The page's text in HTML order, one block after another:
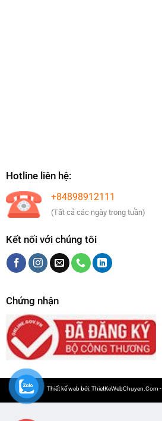
Hotline liên hệ:
+84898912111
(Tất cả các ngày trong tuần)
Kết nối với chúng tôi
Chứng nhận
Thiết kế web bởi:ThietKeWebChuyen.Com-